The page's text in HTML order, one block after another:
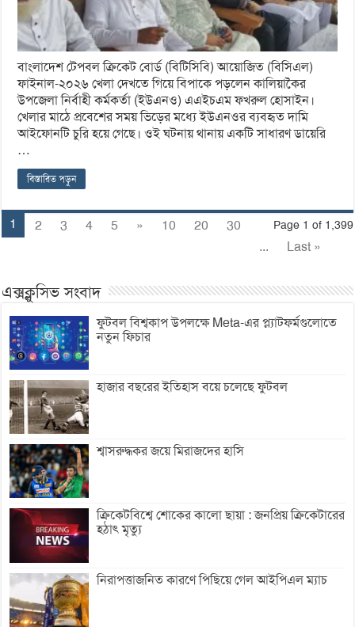
বাংলাদেশ টেপবল ক্রিকেট বোর্ড (বিটিসিবি) আয়োজিত (বিসিএল)
ফাইনাল-২০২৬ খেলা দেখতে গিয়ে বিপাকে পড়লেন কালিয়াকৈর
উপজেলা নির্বাহী কর্মকর্তা (ইউএনও) এএইচএম ফখরুল হোসাইন।
খেলার মাঠে প্রবেশের সময় ভিড়ের মধ্যে ইউএনওর ব্যবহৃত দামি
আইফোনটি চুরি হয়ে গেছে। ওই ঘটনায় থানায় একটি সাধারণ ডায়েরি
…
বিস্তারিত পড়ুন
Page 1 of 1,399
1 2 3 4 5 » 10 20
30
...
Last »
এক্সক্লুসিভ সংবাদ
ফুটবল বিশ্বকাপ উপলক্ষে Meta-এর প্ল্যাটফর্মগুলোতে
নতুন ফিচার
হাজার বছরের ইতিহাস বয়ে চলেছে ফুটবল
শ্বাসরুদ্ধকর জয়ে মিরাজদের হাসি
ক্রিকেটবিশ্বে শোকের কালো ছায়া : জনপ্রিয় ক্রিকেটারের
হঠাৎ মৃত্যু
নিরাপত্তাজনিত কারণে পিছিয়ে গেল আইপিএল ম্যাচ